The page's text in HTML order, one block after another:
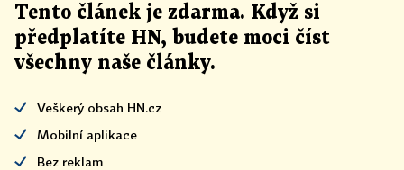
Tento článek je zdarma. Když si
předplatíte HN, budete moci číst
všechny naše články.
Veškerý obsah HN.cz
Mobilní aplikace
Bez reklam